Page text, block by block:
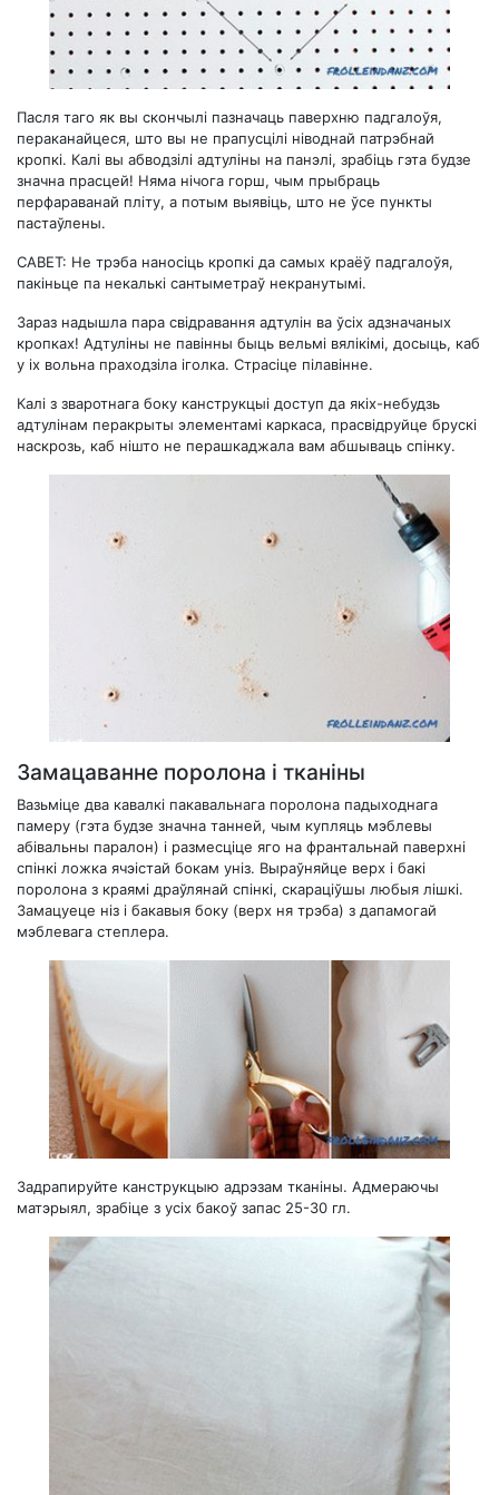
Пасля таго як вы скончылі пазначаць паверхню падгалоўя,
пераканайцеся, што вы не прапусцілі ніводнай патрэбнай
кропкі. Калі вы абводзілі адтуліны на панэлі, зрабіць гэта будзе
значна прасцей! Няма нічога горш, чым прыбраць
перфараванай пліту, а потым выявіць, што не ўсе пункты
пастаўлены.
САВЕТ: Не трэба наносіць кропкі да самых краёў падгалоўя,
пакіньце па некалькі сантыметраў некранутымі.
Зараз надышла пара свідравання адтулін ва ўсіх адзначаных
кропках! Адтуліны не павінны быць вельмі вялікімі, досыць, каб
у іх вольна праходзіла іголка. Страсіце пілавінне.
Калі з зваротнага боку канструкцыі доступ да якіх-небудзь
адтулінам перакрыты элементамі каркаса, прасвідруйце брускі
наскрозь, каб нішто не перашкаджала вам абшываць спінку.
Замацаванне поролона і тканіны
Вазьміце два кавалкі пакавальнага поролона падыходнага
памеру (гэта будзе значна танней, чым купляць мэблевы
абівальны паралон) і размесціце яго на франтальнай паверхні
спінкі ложка ячэістай бокам уніз. Выраўняйце верх і бакі
поролона з краямі драўлянай спінкі, скараціўшы любыя лішкі.
Замацуеце ніз і бакавыя боку (верх ня трэба) з дапамогай
мэблевага степлера.
Задрапируйте канструкцыю адрэзам тканіны. Адмераючы
матэрыял, зрабіце з усіх бакоў запас 25-30 гл.